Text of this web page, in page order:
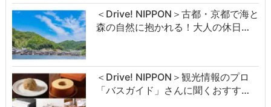
＜Drive! NIPPON＞古都・京都で海と
森の自然に抱かれる！大人の休日…
＜Drive! NIPPON＞観光情報のプロ
「バスガイド」さんに聞くおすす…